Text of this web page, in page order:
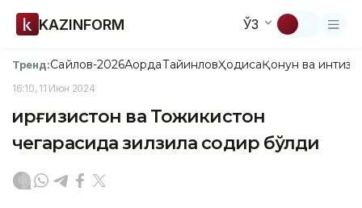
KAZINFORM ЎЗ
Тренд:Сайлов-2026АқордаТайинловҲодисаҚонун ва
16:10, 11 Июн 2024
Қирғизистон ва Тожикистон
чегарасида зилзила содир бўлди